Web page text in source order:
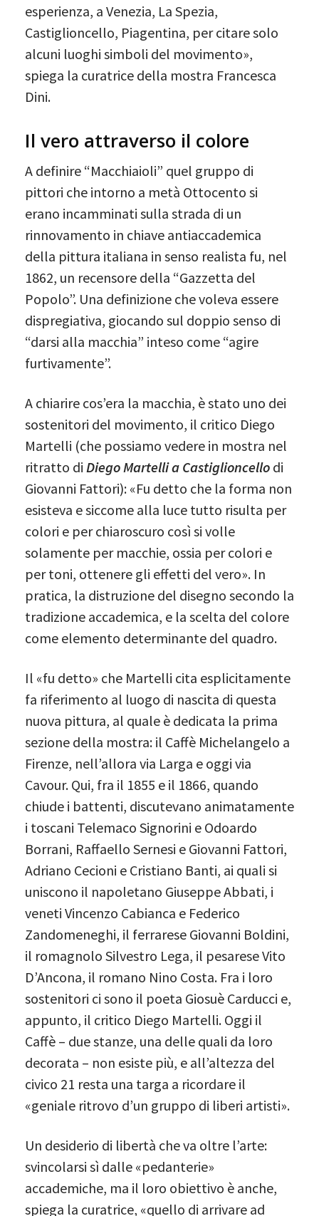
esperienza, a Venezia, La Spezia,
Castiglioncello, Piagentina, per citare solo
alcuni luoghi simboli del movimento»,
spiega la curatrice della mostra Francesca
Dini.
Il vero attraverso il colore
A definire “Macchiaioli” quel gruppo di
pittori che intorno a metà Ottocento si
erano incamminati sulla strada di un
rinnovamento in chiave antiaccademica
della pittura italiana in senso realista fu, nel
1862, un recensore della “Gazzetta del
Popolo”. Una definizione che voleva essere
dispregiativa, giocando sul doppio senso di
“darsi alla macchia” inteso come “agire
furtivamente”.
A chiarire cos’era la macchia, è stato uno dei
sostenitori del movimento, il critico Diego
Martelli (che possiamo vedere in mostra nel
ritratto di Diego Martelli a Castiglioncello di
Giovanni Fattori): «Fu detto che la forma non
esisteva e siccome alla luce tutto risulta per
colori e per chiaroscuro così si volle
solamente per macchie, ossia per colori e
per toni, ottenere gli effetti del vero». In
pratica, la distruzione del disegno secondo la
tradizione accademica, e la scelta del colore
come elemento determinante del quadro.
Il «fu detto» che Martelli cita esplicitamente
fa riferimento al luogo di nascita di questa
nuova pittura, al quale è dedicata la prima
sezione della mostra: il Caffè Michelangelo a
Firenze, nell’allora via Larga e oggi via
Cavour. Qui, fra il 1855 e il 1866, quando
chiude i battenti, discutevano animatamente
i toscani Telemaco Signorini e Odoardo
Borrani, Raffaello Sernesi e Giovanni Fattori,
Adriano Cecioni e Cristiano Banti, ai quali si
uniscono il napoletano Giuseppe Abbati, i
veneti Vincenzo Cabianca e Federico
Zandomeneghi, il ferrarese Giovanni Boldini,
il romagnolo Silvestro Lega, il pesarese Vito
D’Ancona, il romano Nino Costa. Fra i loro
sostenitori ci sono il poeta Giosuè Carducci e,
appunto, il critico Diego Martelli. Oggi il
Caffè – due stanze, una delle quali da loro
decorata – non esiste più, e all’altezza del
civico 21 resta una targa a ricordare il
«geniale ritrovo d’un gruppo di liberi artisti».
Un desiderio di libertà che va oltre l’arte:
svincolarsi sì dalle «pedanterie»
accademiche, ma il loro obiettivo è anche,
spiega la curatrice, «quello di arrivare ad